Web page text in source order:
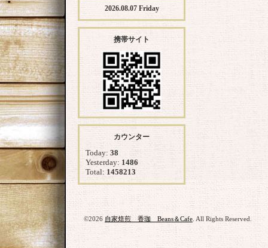
2026.08.07 Friday
携帯サイト
カウンター
Today: 38
Yesterday: 1486
Total: 1458213
©2026 自家焙煎 香珈 Beans＆Cafe . All Rights Reserved.